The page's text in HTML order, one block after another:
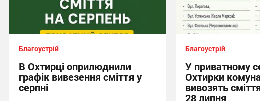
Благоустрій
В Охтирці оприлюднили
графік вивезення сміття у
серпні
Благоустрій
У приватному
Охтирки
вивозять
28 липня